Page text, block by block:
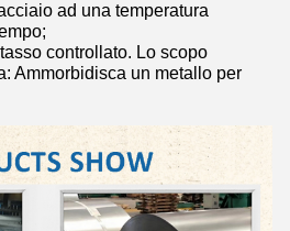
ad una temperatura
controllato. Lo scopo
Ammorbidisca un metallo per